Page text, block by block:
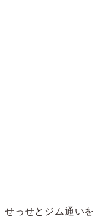
っせとジム通い